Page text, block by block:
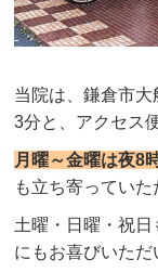
当院は、鎌倉市
3分と、アクセス
月曜～金曜は夜8
も立ち寄っていた
土曜・日曜・祝
にもお喜びいただ